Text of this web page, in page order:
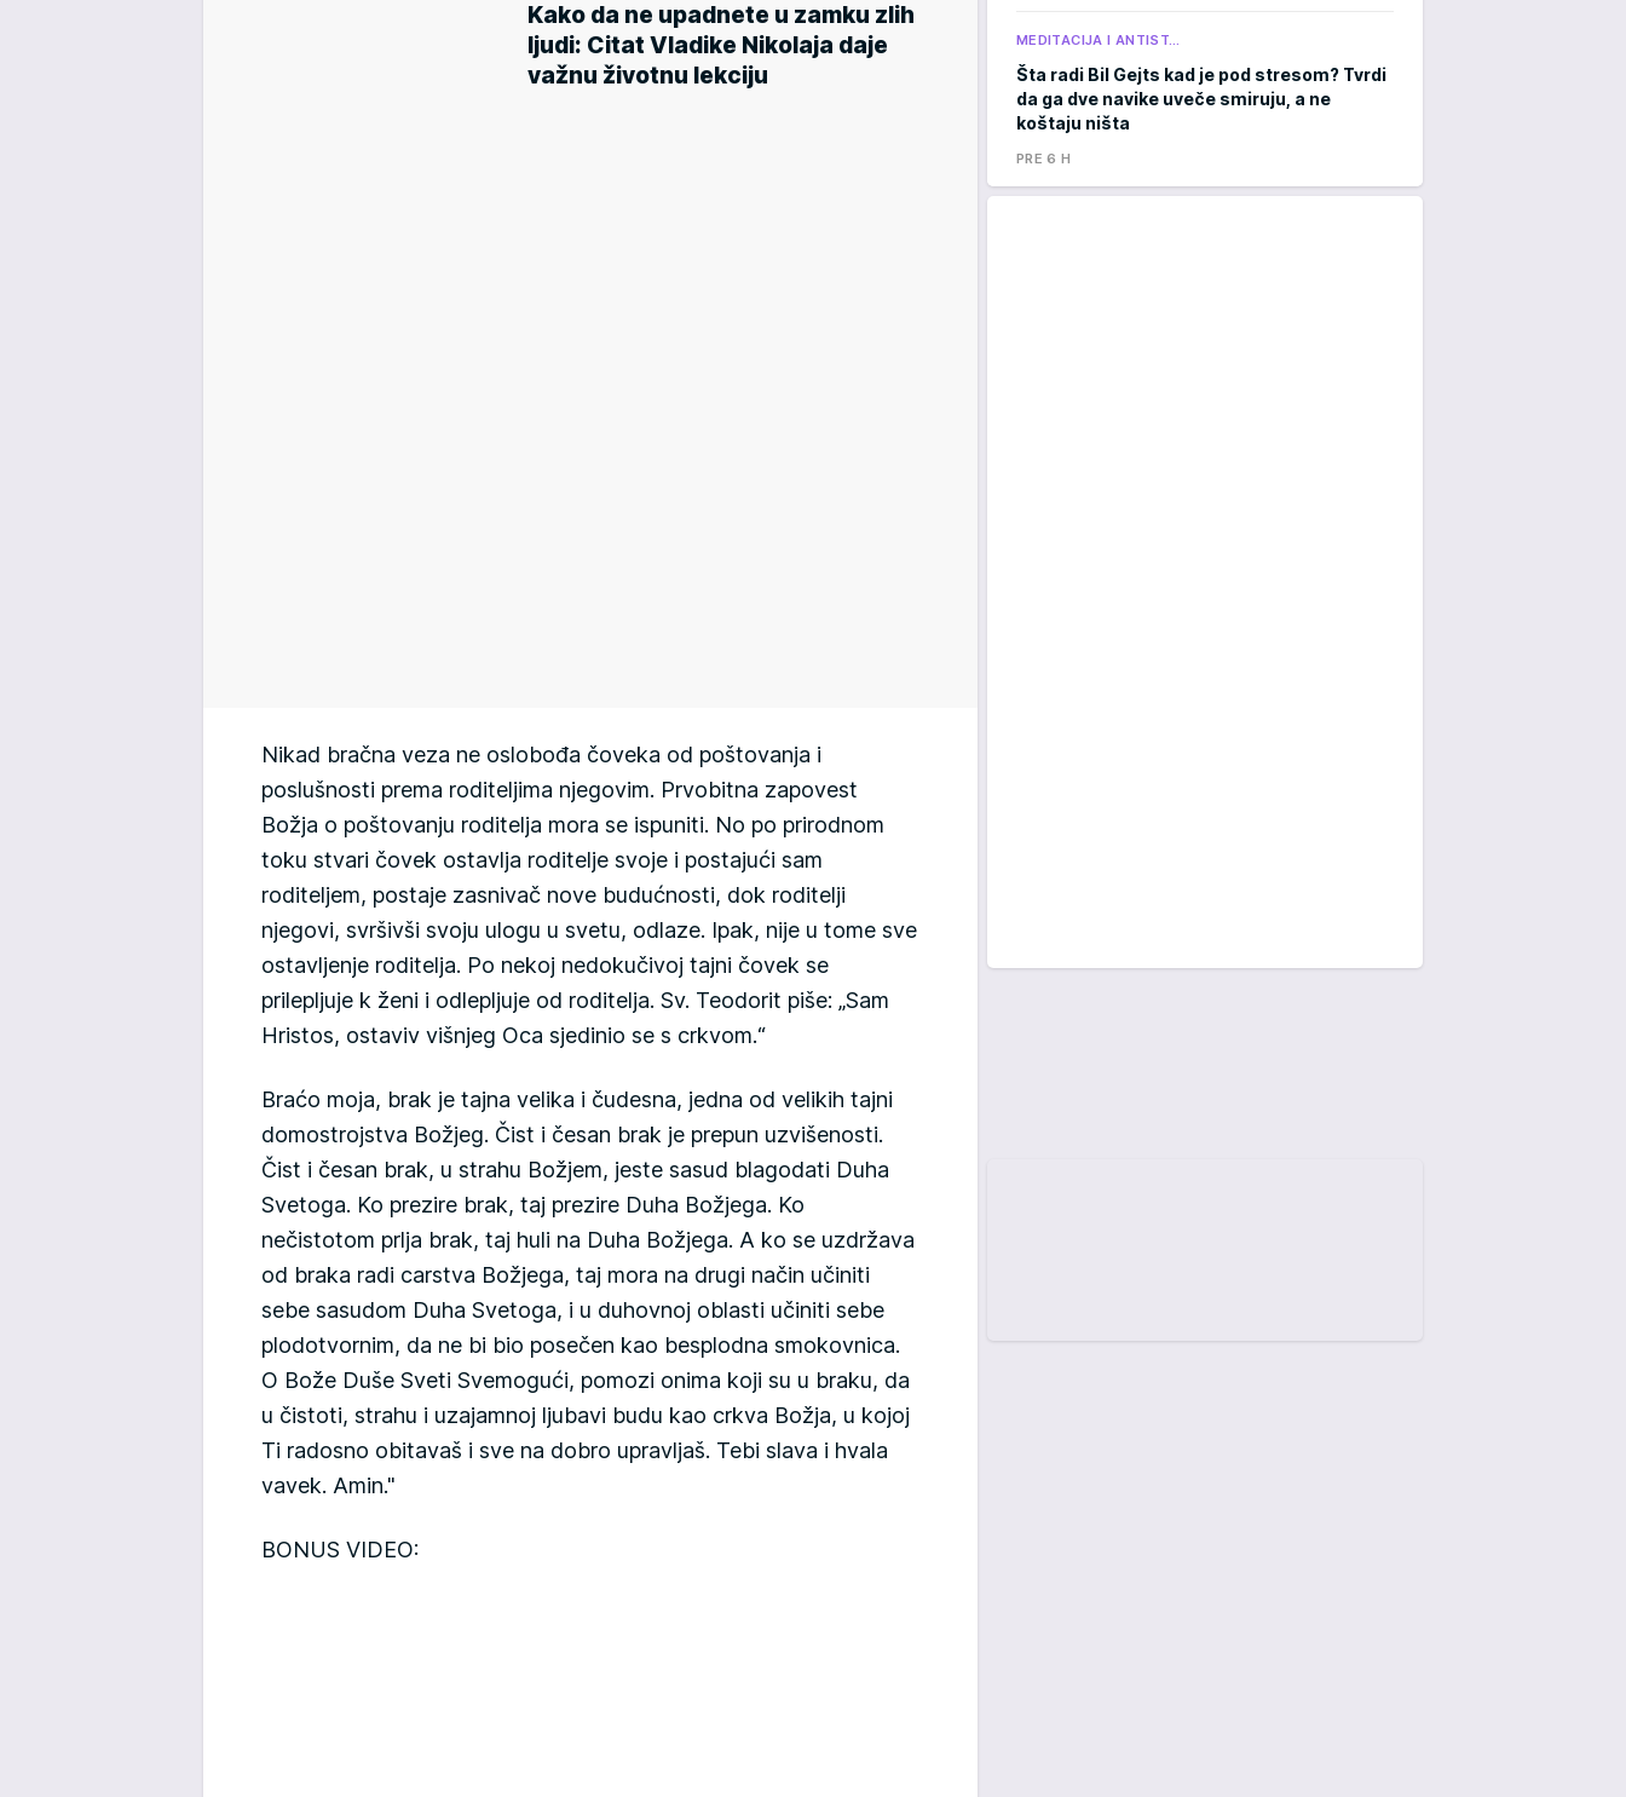
Kako da ne upadnete u zamku zlih
ljudi: Citat Vladike Nikolaja daje
važnu životnu lekciju
Nikad bračna veza ne oslobođa čoveka od poštovanja i
poslušnosti prema roditeljima njegovim. Prvobitna zapovest
Božja o poštovanju roditelja mora se ispuniti. No po prirodnom
toku stvari čovek ostavlja roditelje svoje i postajući sam
roditeljem, postaje zasnivač nove budućnosti, dok roditelji
njegovi, svršivši svoju ulogu u svetu, odlaze. Ipak, nije u tome sve
ostavljenje roditelja. Po nekoj nedokučivoj tajni čovek se
prilepljuje k ženi i odlepljuje od roditelja. Sv. Teodorit piše: „Sam
Hristos, ostaviv višnjeg Oca sjedinio se s crkvom.“
Braćo moja, brak je tajna velika i čudesna, jedna od velikih tajni
domostrojstva Božjeg. Čist i česan brak je prepun uzvišenosti.
Čist i česan brak, u strahu Božjem, jeste sasud blagodati Duha
Svetoga. Ko prezire brak, taj prezire Duha Božjega. Ko
nečistotom prlja brak, taj huli na Duha Božjega. A ko se uzdržava
od braka radi carstva Božjega, taj mora na drugi način učiniti
sebe sasudom Duha Svetoga, i u duhovnoj oblasti učiniti sebe
plodotvornim, da ne bi bio posečen kao besplodna smokovnica.
O Bože Duše Sveti Svemogući, pomozi onima koji su u braku, da
u čistoti, strahu i uzajamnoj ljubavi budu kao crkva Božja, u kojoj
Ti radosno obitavaš i sve na dobro upravljaš. Tebi slava i hvala
vavek. Amin."
BONUS VIDEO:
MEDITACIJA I ANTIST…
Šta radi Bil Gejts kad je pod stresom? Tvrdi
da ga dve navike uveče smiruju, a ne
koštaju ništa
PRE 6 H